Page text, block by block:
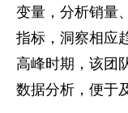
变量，分析销量
指标，洞察相应
高峰时期，该团
数据分析，便于